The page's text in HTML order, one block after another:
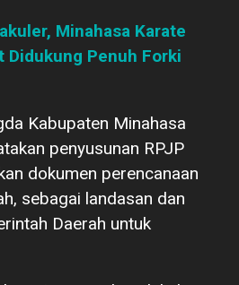
Minahasa Karate
Didukung Penuh Forki
Kabupaten Minahasa
penyusunan RPJP
dokumen perencanaan
sebagai landasan dan
Daerah untuk